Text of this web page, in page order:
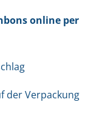
online per
der Verpackung